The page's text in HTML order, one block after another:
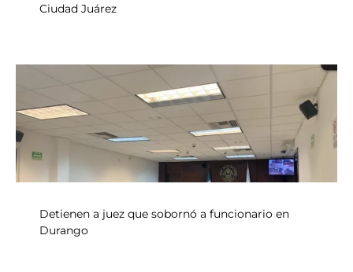
Ciudad Juárez
Detienen a juez que sobornó a funcionario en
Durango